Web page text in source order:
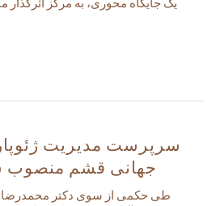
سرپرست مدیریت
جهانی قشم منصوب
طی حکمی از سوی دکتر محمدرضا